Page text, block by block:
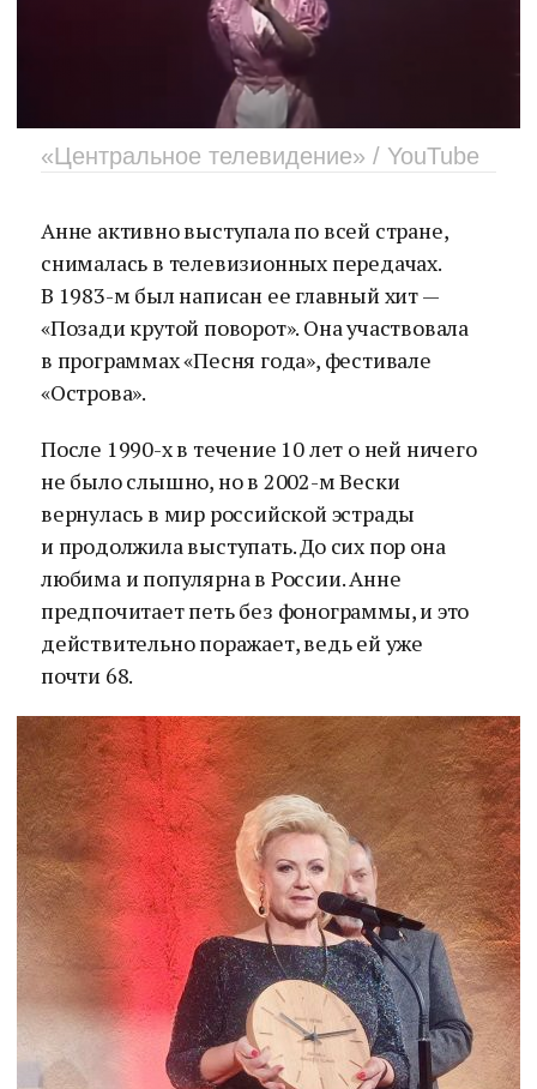
«Центральное телевидение» / YouTube
Анне активно выступала по всей стране,
снималась в телевизионных передачах.
В 1983-м был написан ее главный хит —
«Позади крутой поворот». Она участвовала
в программах «Песня года», фестивале
«Острова».
После 1990-х в течение 10 лет о ней ничего
не было слышно, но в 2002-м Вески
вернулась в мир российской эстрады
и продолжила выступать. До сих пор она
любима и популярна в России. Анне
предпочитает петь без фонограммы, и это
действительно поражает, ведь ей уже
почти 68.